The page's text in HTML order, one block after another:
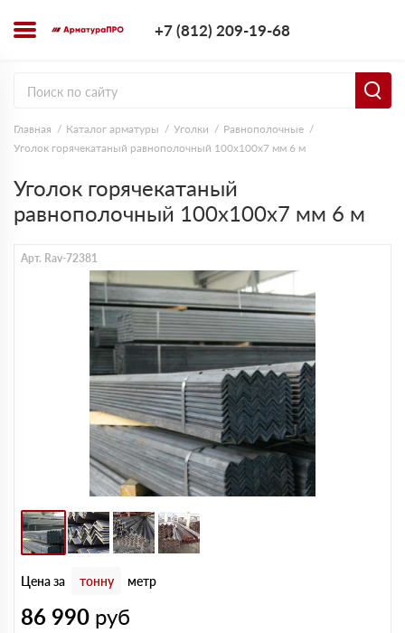
+7 (812) 209-19-68
Главная Каталог арматуры Уголки
Равнополочные
Уголок горячекатаный равнополочный 100х100х7 мм 6 м
Уголок горячекатаный
равнополочный 100х100х7 мм 6 м
Арт. Rav-72381
Цена за тонну метр
86 990 руб